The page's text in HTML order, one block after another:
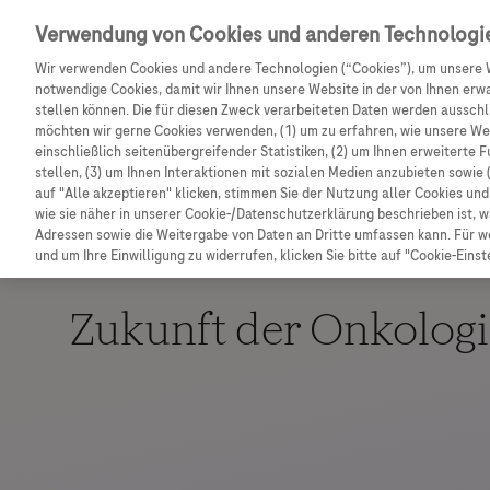
Entdecken Sie weitere exklusive Vorteile mit dem
Zukunft der
Verwendung von Cookies und anderen
Wir verwenden Cookies und andere Technologien (“Cookies”), um
notwendige Cookies, damit wir Ihnen unsere Website in der von Ihnen
stellen können. Die für diesen Zweck verarbeiteten Daten werden
möchten wir gerne Cookies verwenden, (1) um zu erfahren, wie unsere
einschließlich seitenübergreifender Statistiken, (2) um Ihnen erweiterte
stellen, (3) um Ihnen Interaktionen mit sozialen Medien anzubieten
auf "Alle akzeptieren" klicken, stimmen Sie der Nutzung aller Cookies
wie sie näher in unserer Cookie-/Datenschutzerklärung beschrieben ist,
Adressen sowie die Weitergabe von Daten an Dritte umfassen kann.
und um Ihre Einwilligung zu widerrufen, klicken Sie bitte auf "Cookie-